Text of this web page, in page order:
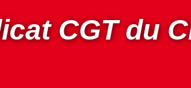
CGT du